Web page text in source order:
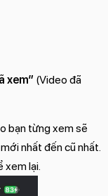
xem” (Video đã
bạn từng xem sẽ
nhất đến cũ nhất.
xem lại.